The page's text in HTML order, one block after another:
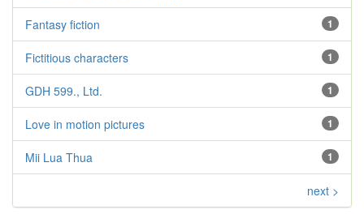
1
Fantasy fiction
1
Fictitious characters
1
GDH 599., Ltd.
1
Love in motion pictures
1
Mii Lua Thua
next >